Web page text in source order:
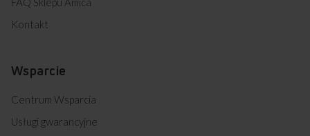
Kontakt
Wsparcie
Centrum Wsparcia
Usługi gwarancyjne